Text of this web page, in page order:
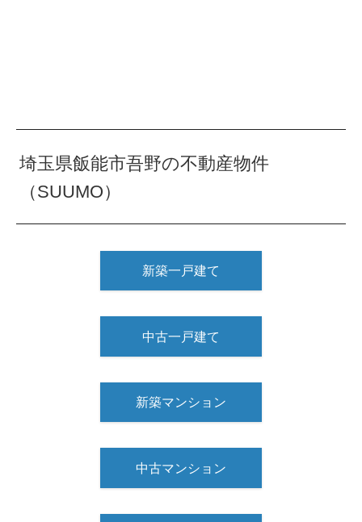
埼玉県飯能市吾野の不動産物件
（SUUMO）
新築一戸建て
中古一戸建て
新築マンション
中古マンション